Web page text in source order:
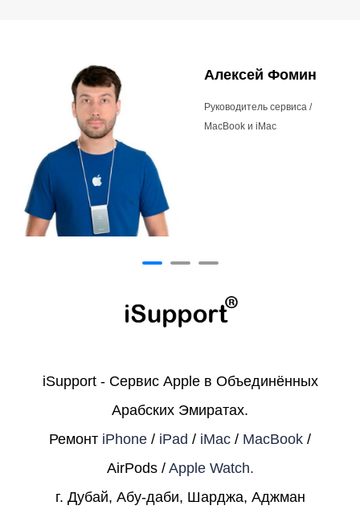
Алексей Фомин
Руководитель сервиса /
MacBook и iMac
iSupport - Сервис Apple в Объединённых
Арабских Эмиратах.
Ремонт iPhone / iPad / iMac / MacBook /
AirPods / Apple Watch.
г. Дубай, Абу-даби, Шарджа, Аджман